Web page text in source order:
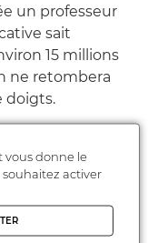
un professeur
sait
15 millions
ne retombera
doigts.
créé
d’importance
à ces
lesquelles
vous donne le
activer